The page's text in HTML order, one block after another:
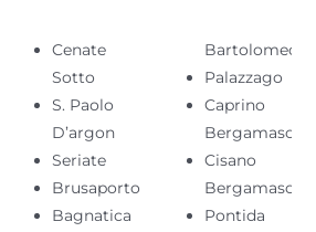
Cenate
Sotto
S. Paolo
D’argon
Seriate
Brusaporto
Bagnatica
Bartolomeo
Palazzago
Caprino
Bergamasco
Cisano
Bergamasco
Pontida